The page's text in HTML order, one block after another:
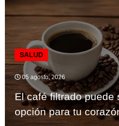
SALUD
05 agosto, 2026
El café filtrado puede
opción para tu